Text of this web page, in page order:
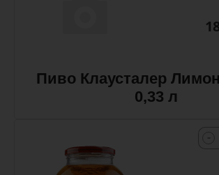
Пиво Клаусталер
0,33 л